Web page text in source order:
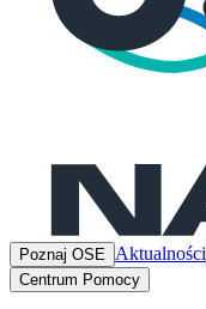
Poznaj OSE Aktualności
Centrum Pomocy